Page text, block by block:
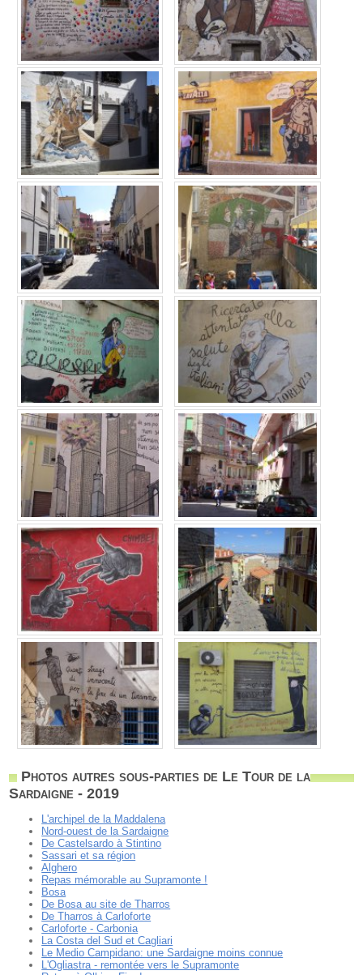
Photos autres sous-parties de Le Tour de la
Sardaigne - 2019
L'archipel de la Maddalena
Nord-ouest de la Sardaigne
De Castelsardo à Stintino
Sassari et sa région
Alghero
Repas mémorable au Supramonte !
Bosa
De Bosa au site de Tharros
De Tharros à Carloforte
Carloforte - Carbonia
La Costa del Sud et Cagliari
Le Medio Campidano: une Sardaigne moins connue
L'Ogliastra - remontée vers le Supramonte